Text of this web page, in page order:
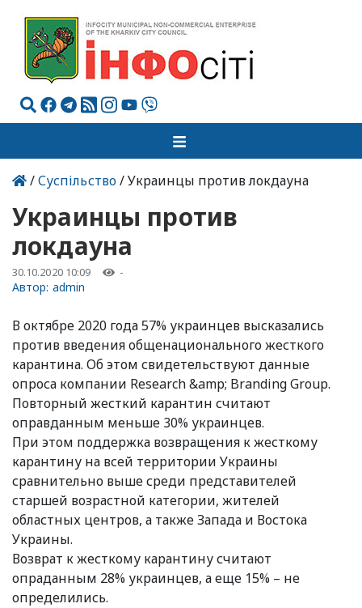
/Суспільство/ Украинцы против локдауна
Украинцы против
локдауна
30.10.2020 10:09 -
Автор: admin
В октябре 2020 года 57% украинцев высказались
против введения общенационального жесткого
карантина. Об этом свидетельствуют данные
опроса компании Research &amp; Branding Grouр.
Повторный жесткий карантин считают
оправданным меньше 30% украинцев.
При этом поддержка возвращения к жесткому
карантину на всей территории Украины
сравнительно выше среди представителей
старшей возрастной категории, жителей
областных центров, а также Запада и Востока
Украины.
Возврат к жесткому карантину считают
опраданным 28% украинцев, а еще 15% – не
определились.